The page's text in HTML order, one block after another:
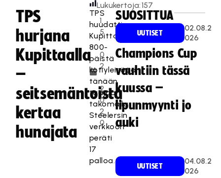
TPS
hurjana
Kupittaalla
–
seitsemäntoista
kertaa
hunajata
1
5
.
0
2
.
2
0
2
0
Lukukertoja:157
TPS
huudatti
Kupittaan
800-
päistä
kotiyleisöään
tänään
taajaan
takomalla
Steelersin
verkkoon
peräti
17
palloa.
SUOSITTUA
UUTISET
02.08.2
026
Champions Cup
vauhtiin tässä
kuussa –
lipunmyynti jo
auki
UUTISET
04.08.2
026